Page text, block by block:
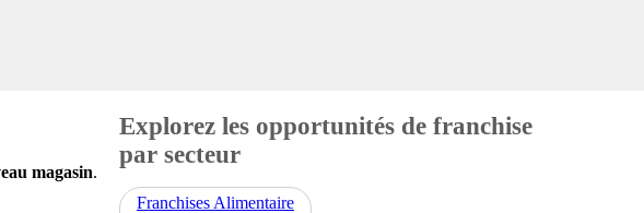
magasin.
Explorez les opportunités de franchise
par secteur
Franchises Alimentaire